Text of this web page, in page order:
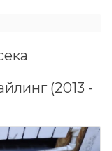
(2013 -